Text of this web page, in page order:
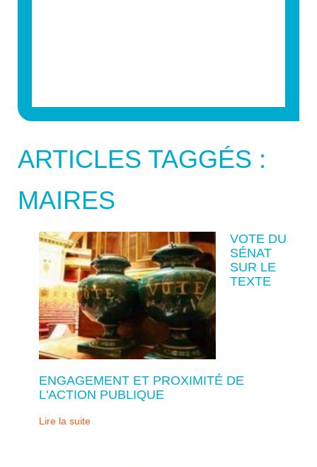
ARTICLES TAGGÉS :
MAIRES
VOTE DU
SÉNAT
SUR LE
TEXTE
ENGAGEMENT ET PROXIMITÉ DE
L'ACTION PUBLIQUE
Lire la suite